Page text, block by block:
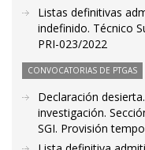
Listas definitivas
indefinido. Técnico
PRI-023/2022
CONVOCATORIAS DE PTGAS
Declaración
investigación.
SGI. Provisión